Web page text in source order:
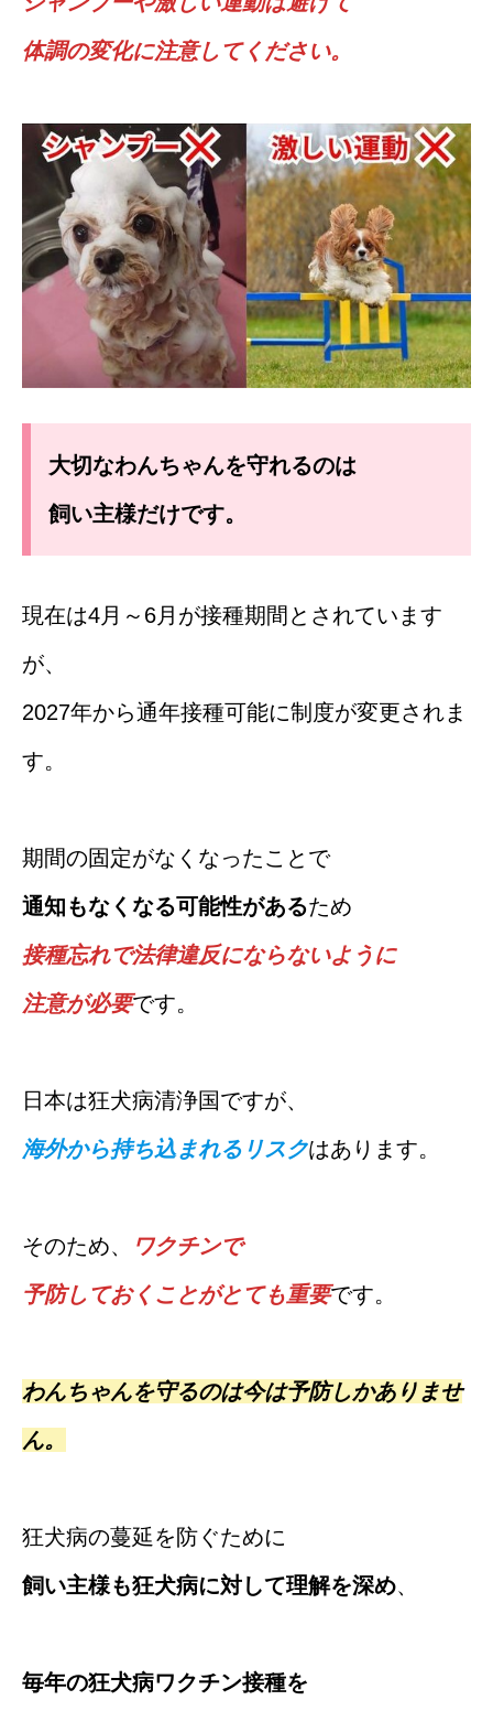
体調の変化に注意してください。
大切なわんちゃんを守れるのは
飼い主様だけです。
現在は4月～6月が接種期間とされています
が、
2027年から通年接種可能に制度が変更されま
す。
期間の固定がなくなったことで
通知もなくなる可能性があるため
接種忘れで法律違反にならないように
注意が必要です。
日本は狂犬病清浄国ですが、
海外から持ち込まれるリスクはあります。
そのため、
ワクチンで
予防しておくことがとても重要です。
わんちゃんを守るのは今は予防しかありませ
ん。
狂犬病の蔓延を防ぐために
飼い主様も狂犬病に対して理解を深め、
毎年の狂犬病ワクチン接種を